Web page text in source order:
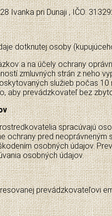
Ivanka pri Dunaji , IČO:
dotknutej osoby
a na účely ochrany
zmluvných strán z neho
služieb počas
aby prevádzkovateľ bez
spracúvajú
pred
osobných údajov.
osobných údajov.
prevádzkovateľovi